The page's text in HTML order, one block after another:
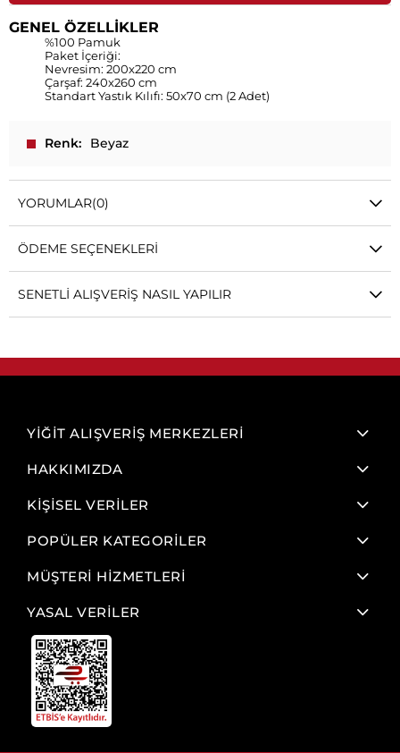
GENEL ÖZELLİKLER
%100 Pamuk
Paket İçeriği:
Nevresim: 200x220 cm
Çarşaf: 240x260 cm
Standart Yastık Kılıfı: 50x70 cm (2 Adet)
Renk Beyaz
YORUMLAR(0)
ÖDEME SEÇENEKLERI
SENETLI ALIŞVERIŞ NASIL YAPILIR
YİĞİT ALIŞVERİŞ MERKEZLERİ
HAKKIMIZDA
KİŞİSEL VERİLER
POPÜLER KATEGORİLER
MÜŞTERİ HİZMETLERİ
YASAL VERİLER